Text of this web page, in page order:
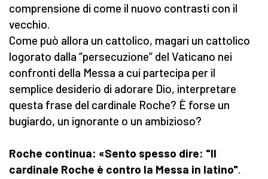
comprensione di come il nuovo contrasti con il
vecchio.
Come può allora un cattolico, magari un cattolico
logorato dalla “persecuzione” del Vaticano nei
confronti della Messa a cui partecipa per il
semplice desiderio di adorare Dio, interpretare
questa frase del cardinale Roche? È forse un
bugiardo, un ignorante o un ambizioso?
Roche continua: «Sento spesso dire: "Il
cardinale Roche è contro la Messa in latino".